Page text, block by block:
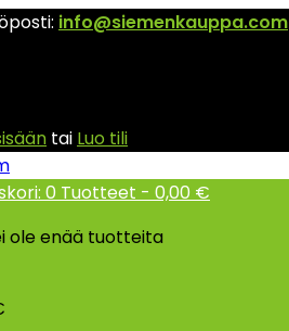
info@siemenkauppa.com
tai Luo tili
0 Tuotteet - 0,00 €
ole enää tuotteita